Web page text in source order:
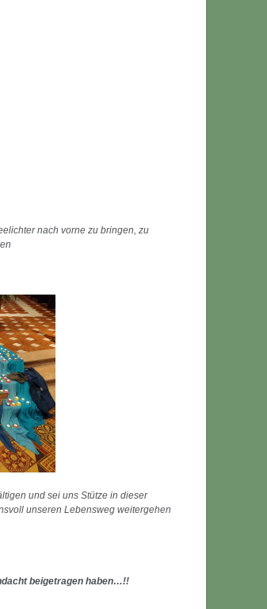
nach vorne zu bringen, zu
und sei uns Stütze in dieser
unseren Lebensweg weitergehen
beigetragen haben…!!